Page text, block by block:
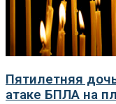
Пятилетняя
атаке БПЛА на